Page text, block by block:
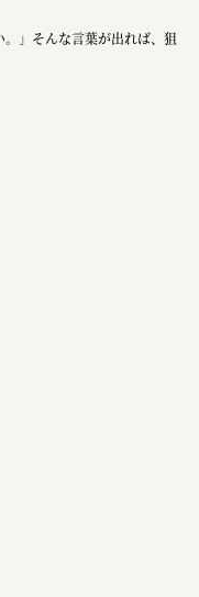
。」そんな言葉が出れば、狙